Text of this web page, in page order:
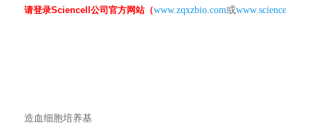
请登录Sciencell 公司官方网站（www.zqxzbio.com或
造血细胞培养基